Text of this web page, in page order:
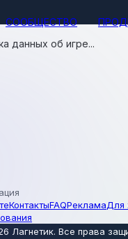
СООБЩЕСТВО
данных об игре...
КонтактыFAQРекламаДля
Лагнетик. Все права